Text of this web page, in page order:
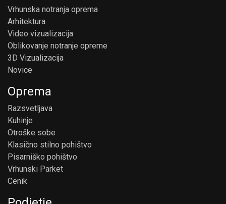
Vrhunska notranja oprema
Arhitektura
Video vizualizacija
Oblikovanje notranje opreme
3D Vizualizacija
Novice
Oprema
Razsvetljava
Kuhinje
Otroške sobe
Klasično stilno pohištvo
Pisarniško pohištvo
Vrhunski Parket
Cenik